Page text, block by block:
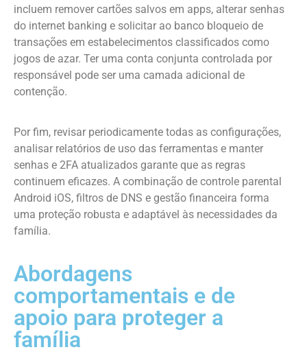
incluem remover cartões salvos em apps, alterar senhas
do internet banking e solicitar ao banco bloqueio de
transações em estabelecimentos classificados como
jogos de azar. Ter uma conta conjunta controlada por
responsável pode ser uma camada adicional de
contenção.
Por fim, revisar periodicamente todas as configurações,
analisar relatórios de uso das ferramentas e manter
senhas e 2FA atualizados garante que as regras
continuem eficazes. A combinação de controle parental
Android iOS, filtros de DNS e gestão financeira forma
uma proteção robusta e adaptável às necessidades da
família.
Abordagens
comportamentais e de
apoio para proteger a
família